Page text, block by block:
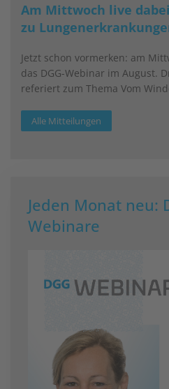
Am Mittwoch live
zu
Jetzt schon vormerken: am
das DGG-Webinar im August.
referiert zum Thema Vom
Alle Mitteilungen
Jeden Monat neu:
Webinare